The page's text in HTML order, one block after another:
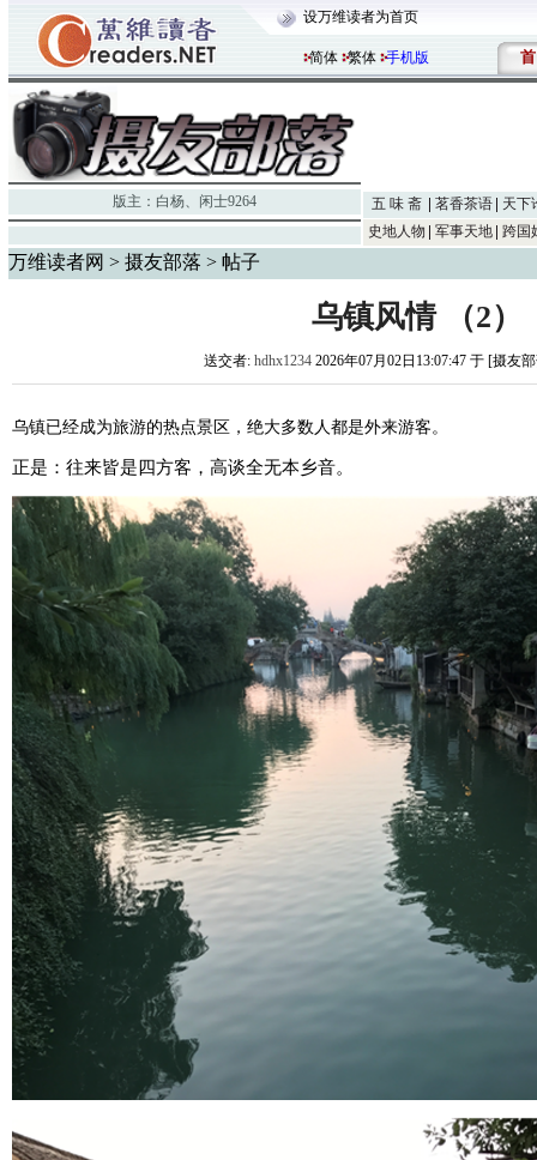
设万维读者为首页
简体 繁体 手机版 首
版主： 白杨、 闲士9264 五 味 斋 茗香茶语
天下
史地人物
军事天地 跨国
万维读者网 > 摄友部落 > 帖子
乌镇风情 （2）
送交者: hdhx12342026年07月02日13:07:47 于 [摄友
乌镇已经成为旅游的热点景区，绝大多数人都是外来游客。
正是：往来皆是四方客，高谈全无本乡音。